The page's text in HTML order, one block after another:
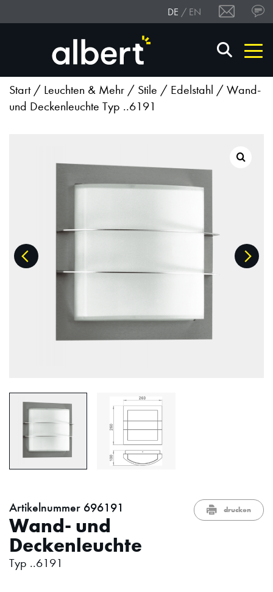
DE EN
Start/ Leuchten & Mehr / Stile / Edelstahl / Wand-
und Deckenleuchte Typ ..6191
drucken
Artikelnummer 696191
Wand- und
Deckenleuchte
Typ ..6191